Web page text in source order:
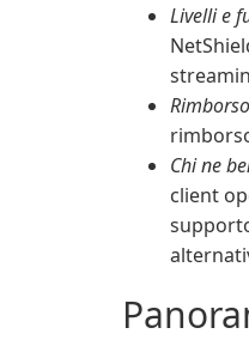
Livelli e
Chi ne
client